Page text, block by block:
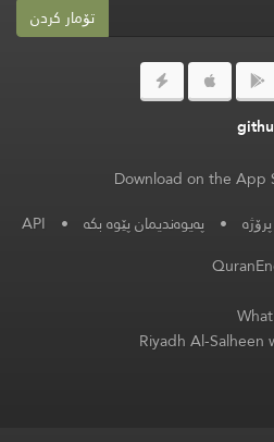
تۆمار کردن
• پەیوەندیمان پێوە بکە •
API
Riyadh Al-